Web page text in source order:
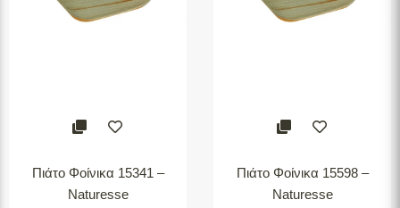
Πιάτο Φοίνικα 15341 –
Naturesse
Πιάτο Φοίνικα 15598 –
Naturesse